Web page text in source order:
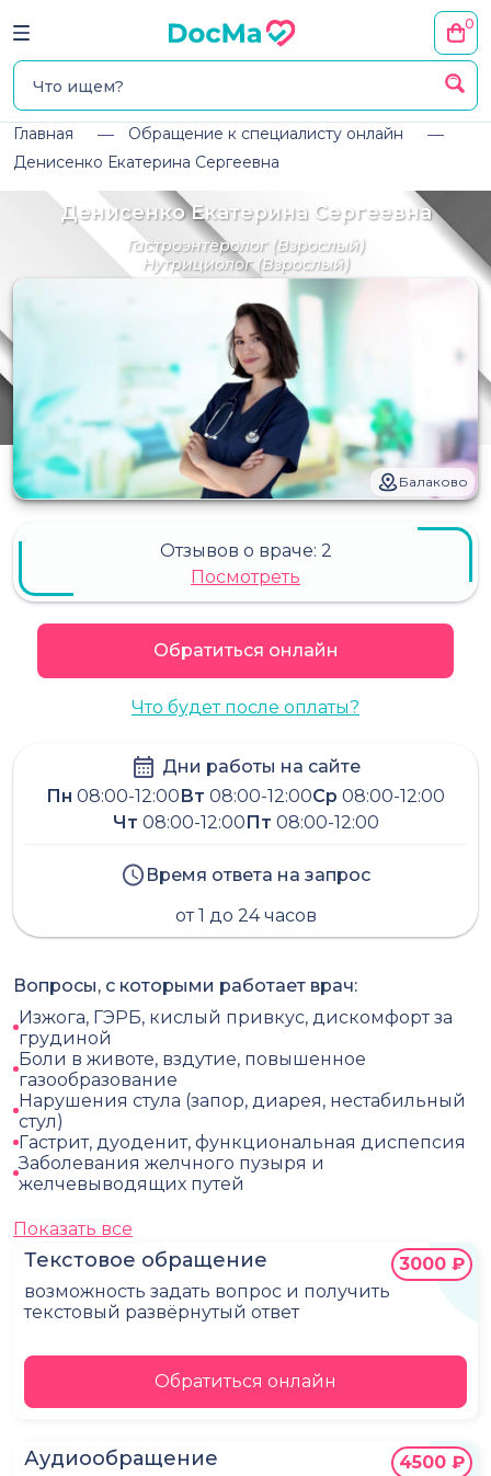
0
Главная
Обращение к специалисту онлайн
Денисенко Екатерина Сергеевна
Денисенко Екатерина Сергеевна
Гастроэнтеролог(Взрослый)
Нутрициолог(Взрослый)
Балаково
Отзывов о враче: 2
Посмотреть
Обратиться онлайн
Что будет после оплаты?
Дни работы на сайте
Пн 08:00-12:00Вт 08:00-12:00Ср 08:00-12:00
Чт 08:00-12:00Пт 08:00-12:00
Время ответа на запрос
от 1 до 24 часов
Текстовое обращение
возможность задать вопрос и получить
текстовый развёрнутый ответ
3000 ₽
Обратиться онлайн
Аудиообращение 4500 ₽
Вопросы, с которыми работает врач:
Изжога, ГЭРБ, кислый привкус, дискомфорт за
грудиной
Боли в животе, вздутие, повышенное
газообразование
Нарушения стула (запор, диарея, нестабильный
стул)
Гастрит, дуоденит, функциональная диспепсия
Заболевания желчного пузыря и
желчевыводящих путей
Показать все